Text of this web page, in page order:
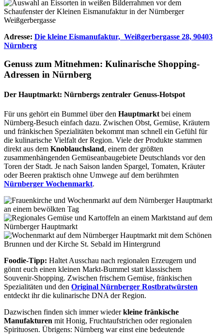
Adresse: Die kleine Eismanufaktur, Weißgerbergasse 28, 90403
Nürnberg
Genuss zum Mitnehmen: Kulinarische Shopping-
Adressen in Nürnberg
Der Hauptmarkt: Nürnbergs zentraler Genuss-Hotspot
Für uns gehört ein Bummel über den Hauptmarkt bei einem
Nürnberg-Besuch einfach dazu. Zwischen Obst, Gemüse, Kräutern
und fränkischen Spezialitäten bekommt man schnell ein Gefühl für
die kulinarische Vielfalt der Region. Viele der Produkte stammen
direkt aus dem Knoblauchsland, einem der größten
zusammenhängenden Gemüseanbaugebiete Deutschlands vor den
Toren der Stadt. Je nach Saison landen Spargel, Tomaten, Kräuter
oder Beeren praktisch ohne Umwege auf dem berühmten
Nürnberger Wochenmarkt.
Foodie-Tipp: Haltet Ausschau nach regionalen Erzeugern und
gönnt euch einen kleinen Markt-Bummel statt klassischem
Souvenir-Shopping. Zwischen frischem Gemüse, fränkischen
Spezialitäten und den Original Nürnberger Rostbratwürsten
entdeckt ihr die kulinarische DNA der Region.
Dazwischen finden sich immer wiederkleine fränkische
Manufakturen mit Honig, Fruchtaufstrichen oder regionalen
Spirituosen. Übrigens: Nürnberg war einst eine bedeutende